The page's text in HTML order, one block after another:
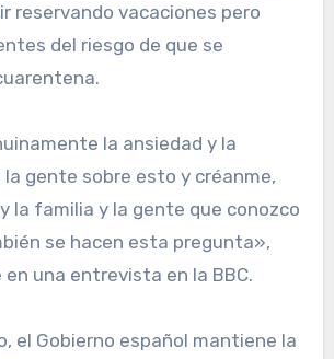
reservando vacaciones pero
del riesgo de que se
la ansiedad y la
gente sobre esto y créanme,
la familia y la gente que conozco
se hacen esta pregunta»,
una entrevista en la BBC.
el Gobierno español mantiene la